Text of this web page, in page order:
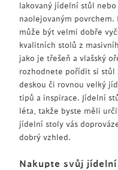
lakovaný jídelní stůl
naolejovaným povrchem.
může být velmi dobře
kvalitních stolů z
jako je třešeň a vlašský
rozhodnete pořídit si stůl
deskou či rovnou velký
tipů a inspirace. Jídelní
léta, takže byste měli
jídelní stoly vás
dobrý vzhled.
Nakupte svůj